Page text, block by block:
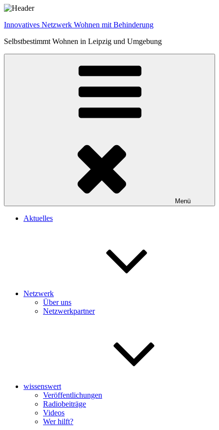
Zum
springen
Innovatives Netzwerk Wohnen mit Behinderung
Selbstbestimmt Wohnen in Leipzig und Umgebung
Menü
Aktuelles
Netzwerk
Über uns
Netzwerkpartner
wissenswert
Veröffentlichungen
Radiobeiträge
Videos
Wer hilft?